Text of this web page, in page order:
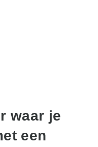
waar je
een